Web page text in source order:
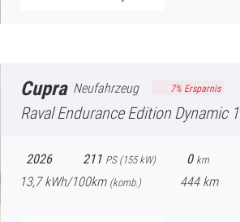
Cupra Neufahrzeug 7% Ersparnis
RavalEndurance Edition Dynamic 155kW
2026 211 PS (155kW) 0 km
13,7 kWh/100km (komb.) 444 km